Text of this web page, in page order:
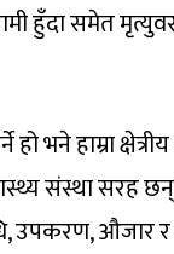
हुँदा समेत
भने हाम्रा
संस्था सरह
उपकरण, औजार